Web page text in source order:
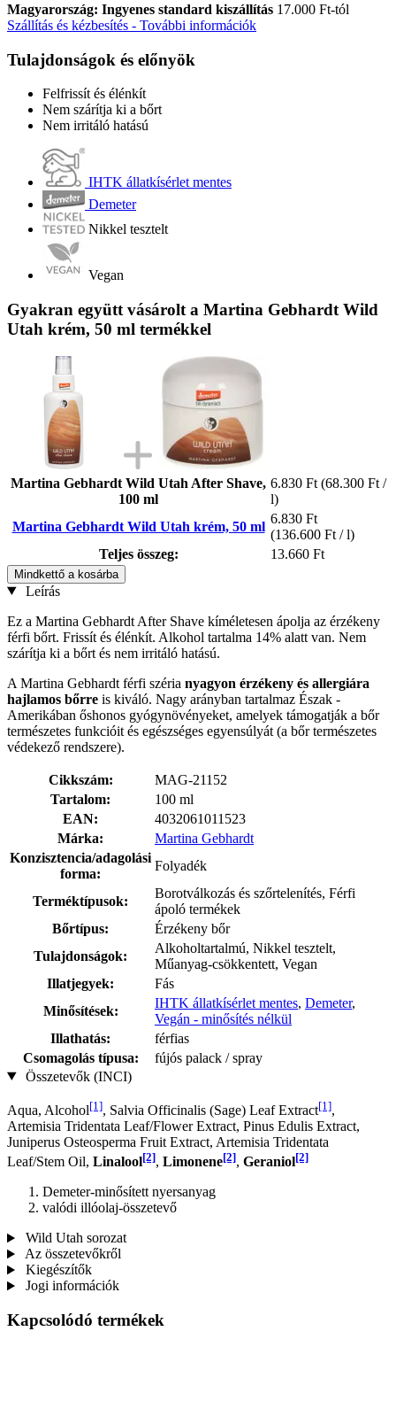
Magyarország: Ingyenes standard kiszállítás 17.000 Ft-tól
Szállítás és kézbesítés - További információk
Tulajdonságok és előnyök
Felfrissít és élénkít
Nem szárítja ki a bőrt
Nem irritáló hatású
IHTK állatkísérlet mentes
Demeter
Nikkel tesztelt
Vegan
Gyakran együtt vásárolt a Martina Gebhardt Wild
Utah krém, 50 ml termékkel
Martina Gebhardt Wild Utah After Shave,
100 ml
6.830 Ft (68.300 Ft /
l)
Martina Gebhardt Wild Utah krém, 50 ml
6.830 Ft
(136.600 Ft / l)
Teljes összeg:
13.660 Ft
Mindkettő a kosárba
Leírás
Ez a Martina Gebhardt After Shave kíméletesen ápolja az érzékeny
férfi bőrt. Frissít és élénkít. Alkohol tartalma 14% alatt van. Nem
szárítja ki a bőrt és nem irritáló hatású.
A Martina Gebhardt férfi széria nyagyon érzékeny és allergiára
hajlamos bőrre is kiváló. Nagy arányban tartalmaz Észak -
Amerikában őshonos gyógynövényeket, amelyek támogatják a bőr
természetes funkcióit és egészséges egyensúlyát (a bőr természetes
védekező rendszere).
Cikkszám:
MAG-21152
Tartalom:
100 ml
EAN:
4032061011523
Márka:
Martina Gebhardt
Konzisztencia/adagolási
forma:
Folyadék
Terméktípusok:
Borotválkozás és szőrtelenítés, Férfi
ápoló termékek
Bőrtípus:
Érzékeny bőr
Tulajdonságok:
Alkoholtartalmú, Nikkel tesztelt,
Műanyag-csökkentett, Vegan
Illatjegyek:
Fás
Minősítések:
IHTK állatkísérlet mentes, Demeter,
Vegán - minősítés nélkül
Illathatás:
férfias
Csomagolás típusa:
fújós palack / spray
Összetevők (INCI)
Aqua, Alcohol[1], Salvia Officinalis (Sage) Leaf Extract[1],
Artemisia Tridentata Leaf/Flower Extract, Pinus Edulis Extract,
Juniperus Osteosperma Fruit Extract, Artemisia Tridentata
Leaf/Stem Oil, Linalool[2], Limonene[2], Geraniol[2]
Demeter-minősített nyersanyag
valódi illóolaj-összetevő
Wild Utah sorozat
Az összetevőkről
Kiegészítők
Jogi információk
Kapcsolódó termékek